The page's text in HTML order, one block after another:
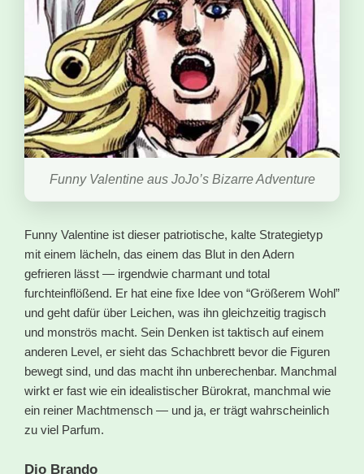
Funny Valentine aus JoJo’s Bizarre Adventure
Funny Valentine ist dieser patriotische, kalte Strategietyp
mit einem lächeln, das einem das Blut in den Adern
gefrieren lässt — irgendwie charmant und total
furchteinflößend. Er hat eine fixe Idee von “Größerem Wohl”
und geht dafür über Leichen, was ihn gleichzeitig tragisch
und monströs macht. Sein Denken ist taktisch auf einem
anderen Level, er sieht das Schachbrett bevor die Figuren
bewegt sind, und das macht ihn unberechenbar. Manchmal
wirkt er fast wie ein idealistischer Bürokrat, manchmal wie
ein reiner Machtmensch — und ja, er trägt wahrscheinlich
zu viel Parfum.
Dio Brando